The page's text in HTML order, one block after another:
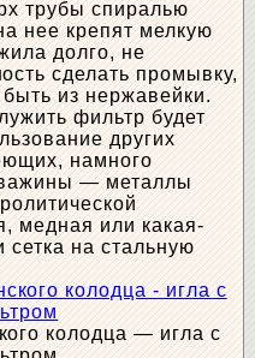
трубы спиралью
нее крепят мелкую
долго, не
сделать промывку,
из нержавейки.
фильтр будет
других
намного
— металлы
медная или какая-
сетка на стальную
колодца — игла с